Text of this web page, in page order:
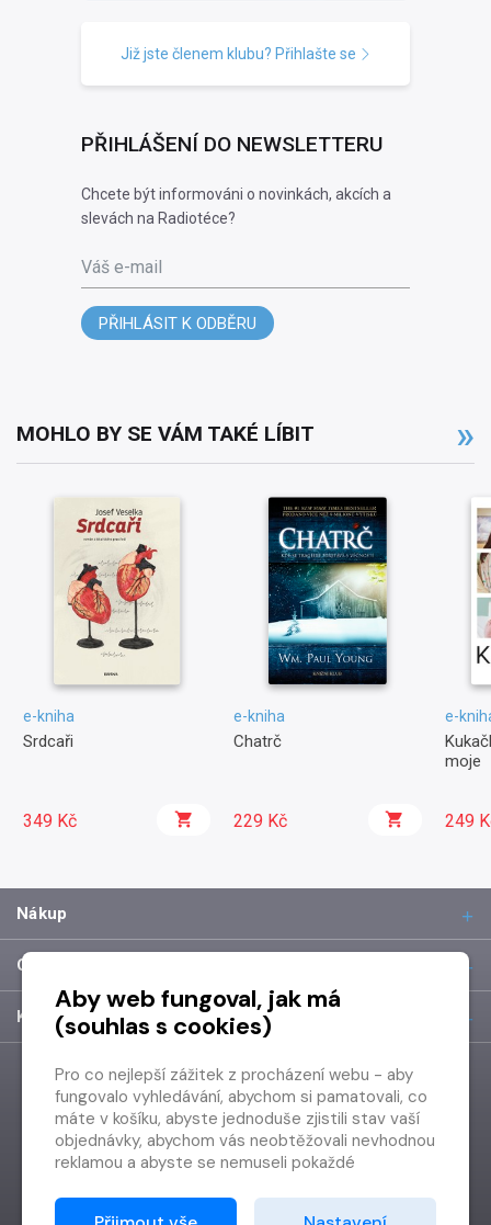
Již jste členem klubu? Přihlašte se
PŘIHLÁŠENÍ DO NEWSLETTERU
Chcete být informováni o novinkách, akcích a
slevách na Radiotéce?
Váš e-mail
PŘIHLÁSIT K ODBĚRU
MOHLO BY SE VÁM TAKÉ LÍBIT
e-kniha
Srdcaři
349 Kč
e-kniha
Chatrč
229 Kč
e-
moje
249
Nákup
O společnosti
Kontakt
Aby web fungoval, jak má
(souhlas s cookies)
Pro co nejlepší zážitek z procházení webu - aby
fungovalo vyhledávání, abychom si pamatovali, co
máte v košíku, abyste jednoduše zjistili stav vaší
objednávky, abychom vás neobtěžovali nevhodnou
reklamou a abyste se nemuseli pokaždé
Proto od vás potřebujeme souhlas se